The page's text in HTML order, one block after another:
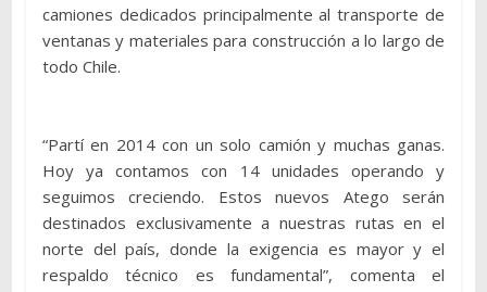
camiones dedicados principalmente al transporte de
ventanas y materiales para construcción a lo largo de
todo Chile.
“Partí en 2014 con un solo camión y muchas ganas.
Hoy ya contamos con 14 unidades operando y
seguimos creciendo. Estos nuevos Atego serán
destinados exclusivamente a nuestras rutas en el
norte del país, donde la exigencia es mayor y el
respaldo técnico es fundamental”, comenta el